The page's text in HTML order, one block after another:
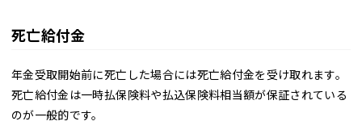
死亡給付金
年金受取開始前に死亡した場合には死亡給付金を受け取れます。
死亡給付金は一時払保険料や払込保険料相当額が保証されている
のが一般的です。